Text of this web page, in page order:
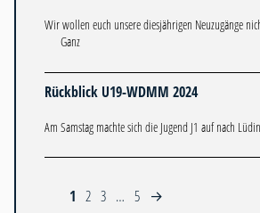
Wir wollen euch unsere diesjährigen Neuzugänge
Ganz
Rückblick U19-WDMM 2024
Am Samstag machte sich die Jugend J1 auf nach
1 2 3 … 5 →